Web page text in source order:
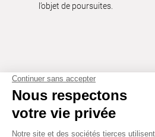
l’objet de poursuites.
Tous droits réservés ©